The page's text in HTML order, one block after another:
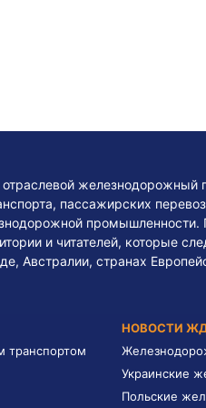
железнодорожный
пассажирских
и читателей, которые
Австралии, странах
транспортом
НОВОСТИ
Украинские
Польские